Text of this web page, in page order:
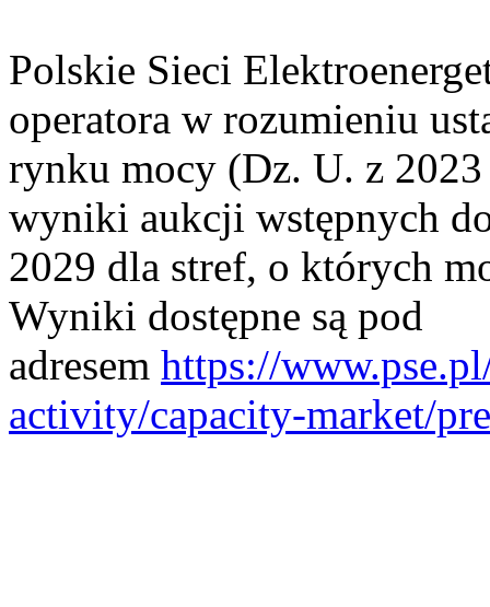
Polskie Sieci
operatora w rozumieniu
rynku mocy (Dz. U. z
wyniki aukcji wstępnych
2029 dla stref, o których
Wyniki dostępne są pod
adresem https://
activity/capacity-market/